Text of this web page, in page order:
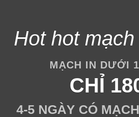
Hot hot
MẠCH IN DƯỚI
CHỈ
4-5 NGÀY CÓ